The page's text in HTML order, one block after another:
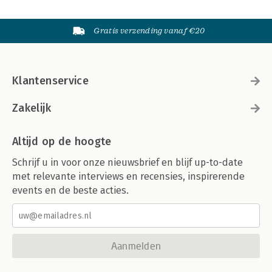
Gratis verzending vanaf €20
Klantenservice
Zakelijk
Altijd op de hoogte
Schrijf u in voor onze nieuwsbrief en blijf up-to-date
met relevante interviews en recensies, inspirerende
events en de beste acties.
Aanmelden